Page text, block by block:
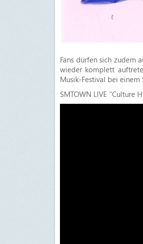
Fans dürfen sich zudem
wieder komplett
Musik-Festival bei einem
SMTOWN LIVE ''Culture